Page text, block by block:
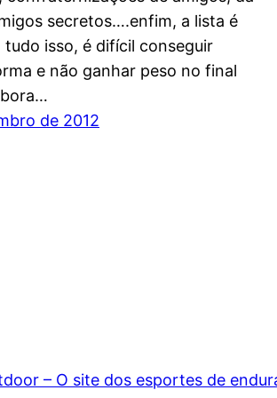
secretos….enfim, a lista é
tudo isso, é difícil conseguir
e não ganhar peso no final
de 2012
– O site dos esportes de